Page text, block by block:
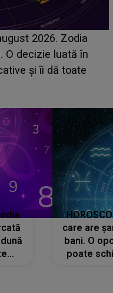
ASCUNS până
din Casa Iubirii
despre mama
te iubesc pentru
care are
bani. O
poate